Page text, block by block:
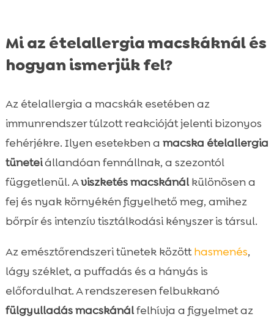
Mi az ételallergia macskáknál és
hogyan ismerjük fel?
Az ételallergia a macskák esetében az
immunrendszer túlzott reakcióját jelenti bizonyos
fehérjékre. Ilyen esetekben a macska ételallergia
tüneteiállandóan fennállnak, a szezontól
függetlenül. Aviszketés macskánálkülönösen a
fej és nyak környékén figyelhető meg, amihez
bőrpír és intenzív tisztálkodási kényszer is társul.
Az emésztőrendszeri tünetek közötthasmenés,
lágy széklet, a puffadás és a hányás is
előfordulhat. A rendszeresen felbukkanó
fülgyulladás macskánálfelhívja a figyelmet az